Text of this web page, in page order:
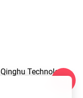
Technology
District Shenzhen,